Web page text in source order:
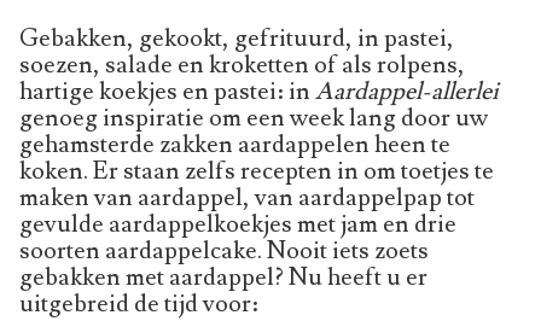
Gebakken, gekookt, gefrituurd, in pastei,
soezen, salade en kroketten of als rolpens,
hartige koekjes en pastei: inAardappel-allerlei
genoeg inspiratie om een week lang door uw
gehamsterde zakken aardappelen heen te
koken. Er staan zelfs recepten in om toetjes te
maken van aardappel, van aardappelpap tot
gevulde aardappelkoekjes met jam en drie
soorten aardappelcake. Nooit iets zoets
gebakken met aardappel? Nu heeft u er
uitgebreid de tijd voor: